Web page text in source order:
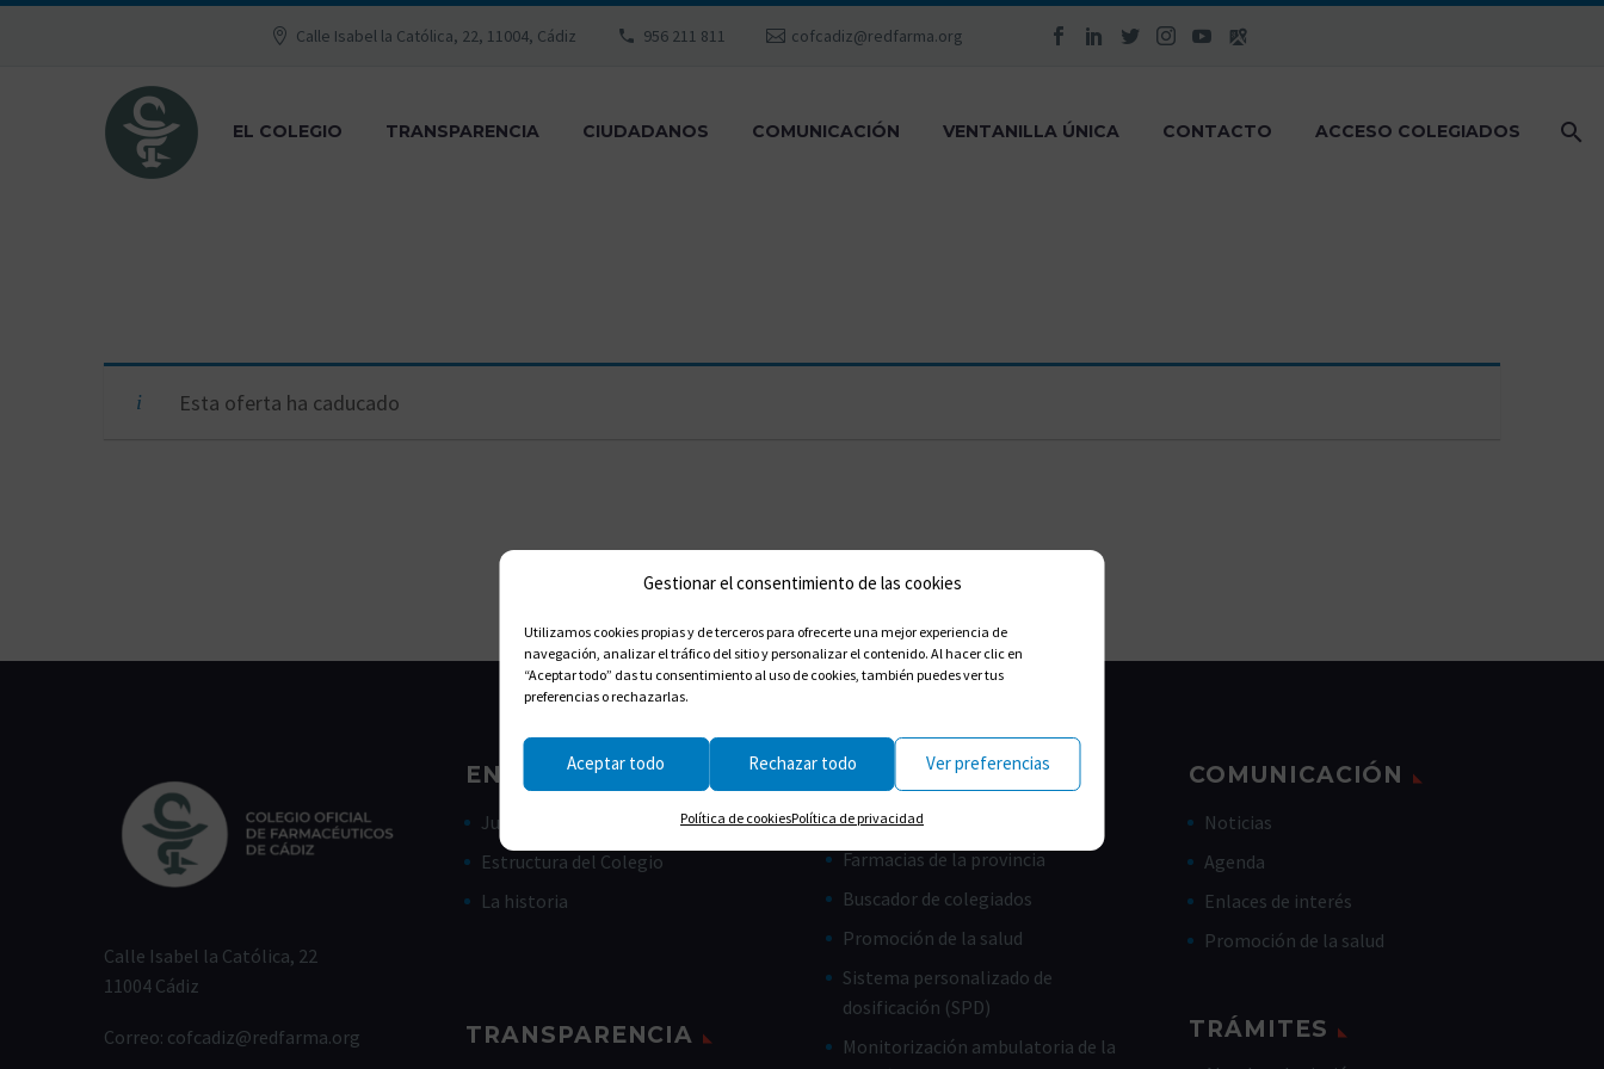
Gestionar el consentimiento de las cookies
Utilizamos cookies propias y de terceros para ofrecerte una mejor experiencia de
navegación, analizar el tráfico del sitio y personalizar el contenido. Al hacer clic en
“Aceptar todo” das tu consentimiento al uso de cookies, también puedes ver tus
preferencias o rechazarlas.
Aceptar todo Rechazar todo Ver preferencias
Política de cookiesPolítica de privacidad
Calle Isabel la Católica, 22, 11004, Cádiz 956 211 811 cofcadiz@redfarma.org
EL COLEGIO TRANSPARENCIA CIUDADANOS COMUNICACIÓN VENTANILLA ÚNICA CONTACTO ACCESO COLEGIADOS
Esta oferta ha caducado
Calle Isabel la Católica, 22
11004 Cádiz
Correo: cofcadiz@redfarma.org
ENLACES ÚTILES
Junta de Gobierno
Estructura del Colegio
La historia
TRANSPARENCIA
CIUDADANOS
Farmacias de guardia
Farmacias de la provincia
Buscador de colegiados
Promoción de la salud
Sistema personalizado de
dosificación (SPD)
Monitorización ambulatoria de la
COMUNICACIÓN
Noticias
Agenda
Enlaces de interés
Promoción de la salud
TRÁMITES